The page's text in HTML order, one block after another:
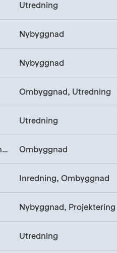
Utredning
Nybyggnad
Nybyggnad
Ombyggnad, Utredning
Utredning
Specialfastigheter, Skanska Ombyggnad
Inredning, Ombyggnad
Nybyggnad, Projektering
Utredning